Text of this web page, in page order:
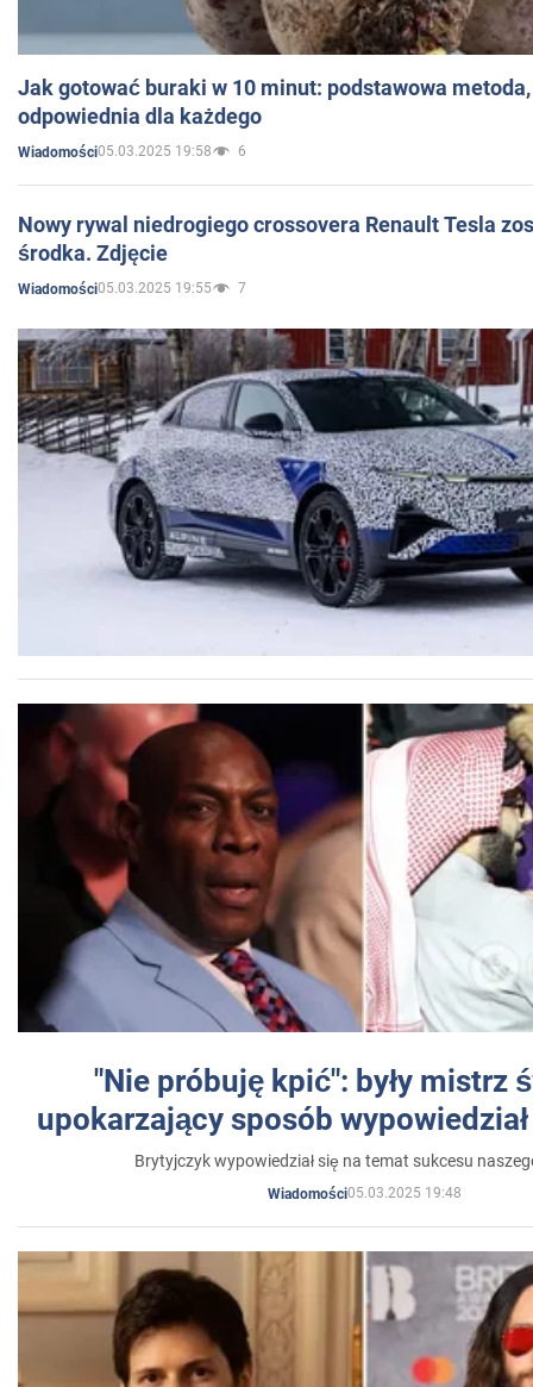
Jak gotować buraki w 10 minut: podstawowa
odpowiednia dla każdego
Wiadomości05.03.2025 19:58 6
Nowy rywal niedrogiego crossovera Renault Tesla
środka. Zdjęcie
Wiadomości05.03.2025 19:55 7
"Nie próbuję kpić": były mistrz
upokarzający sposób
Brytyjczyk wypowiedział się na temat sukcesu
Wiadomości05.03.2025 19:48